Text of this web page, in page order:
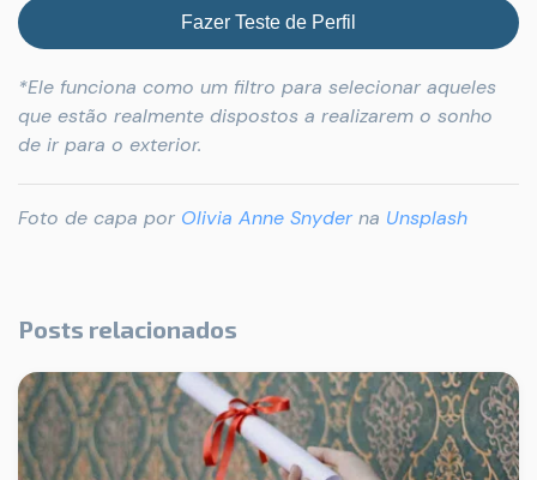
Fazer Teste de Perfil
*Ele funciona como um filtro para selecionar aqueles
que estão realmente dispostos a realizarem o sonho
de ir para o exterior.
Foto de capa por Olivia Anne Snyder na Unsplash
Posts relacionados